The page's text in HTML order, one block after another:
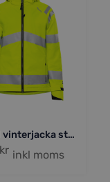
Varsel vinterjacka stretch 4683 GLPS klass 3, dam
kr inkl moms